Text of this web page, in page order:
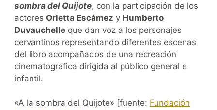
sombra del Quijote, con la participación de los
actores Orietta Escámez y Humberto
Duvauchelle que dan voz a los personajes
cervantinos representando diferentes escenas
del libro acompañados de una recreación
cinematográfica dirigida al público general e
infantil.
«A la sombra del Quijote» [fuente: Fundación